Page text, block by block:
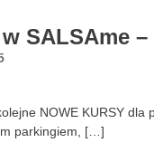
SALSAme –
NOWE KURSY dla
parkingiem, […]